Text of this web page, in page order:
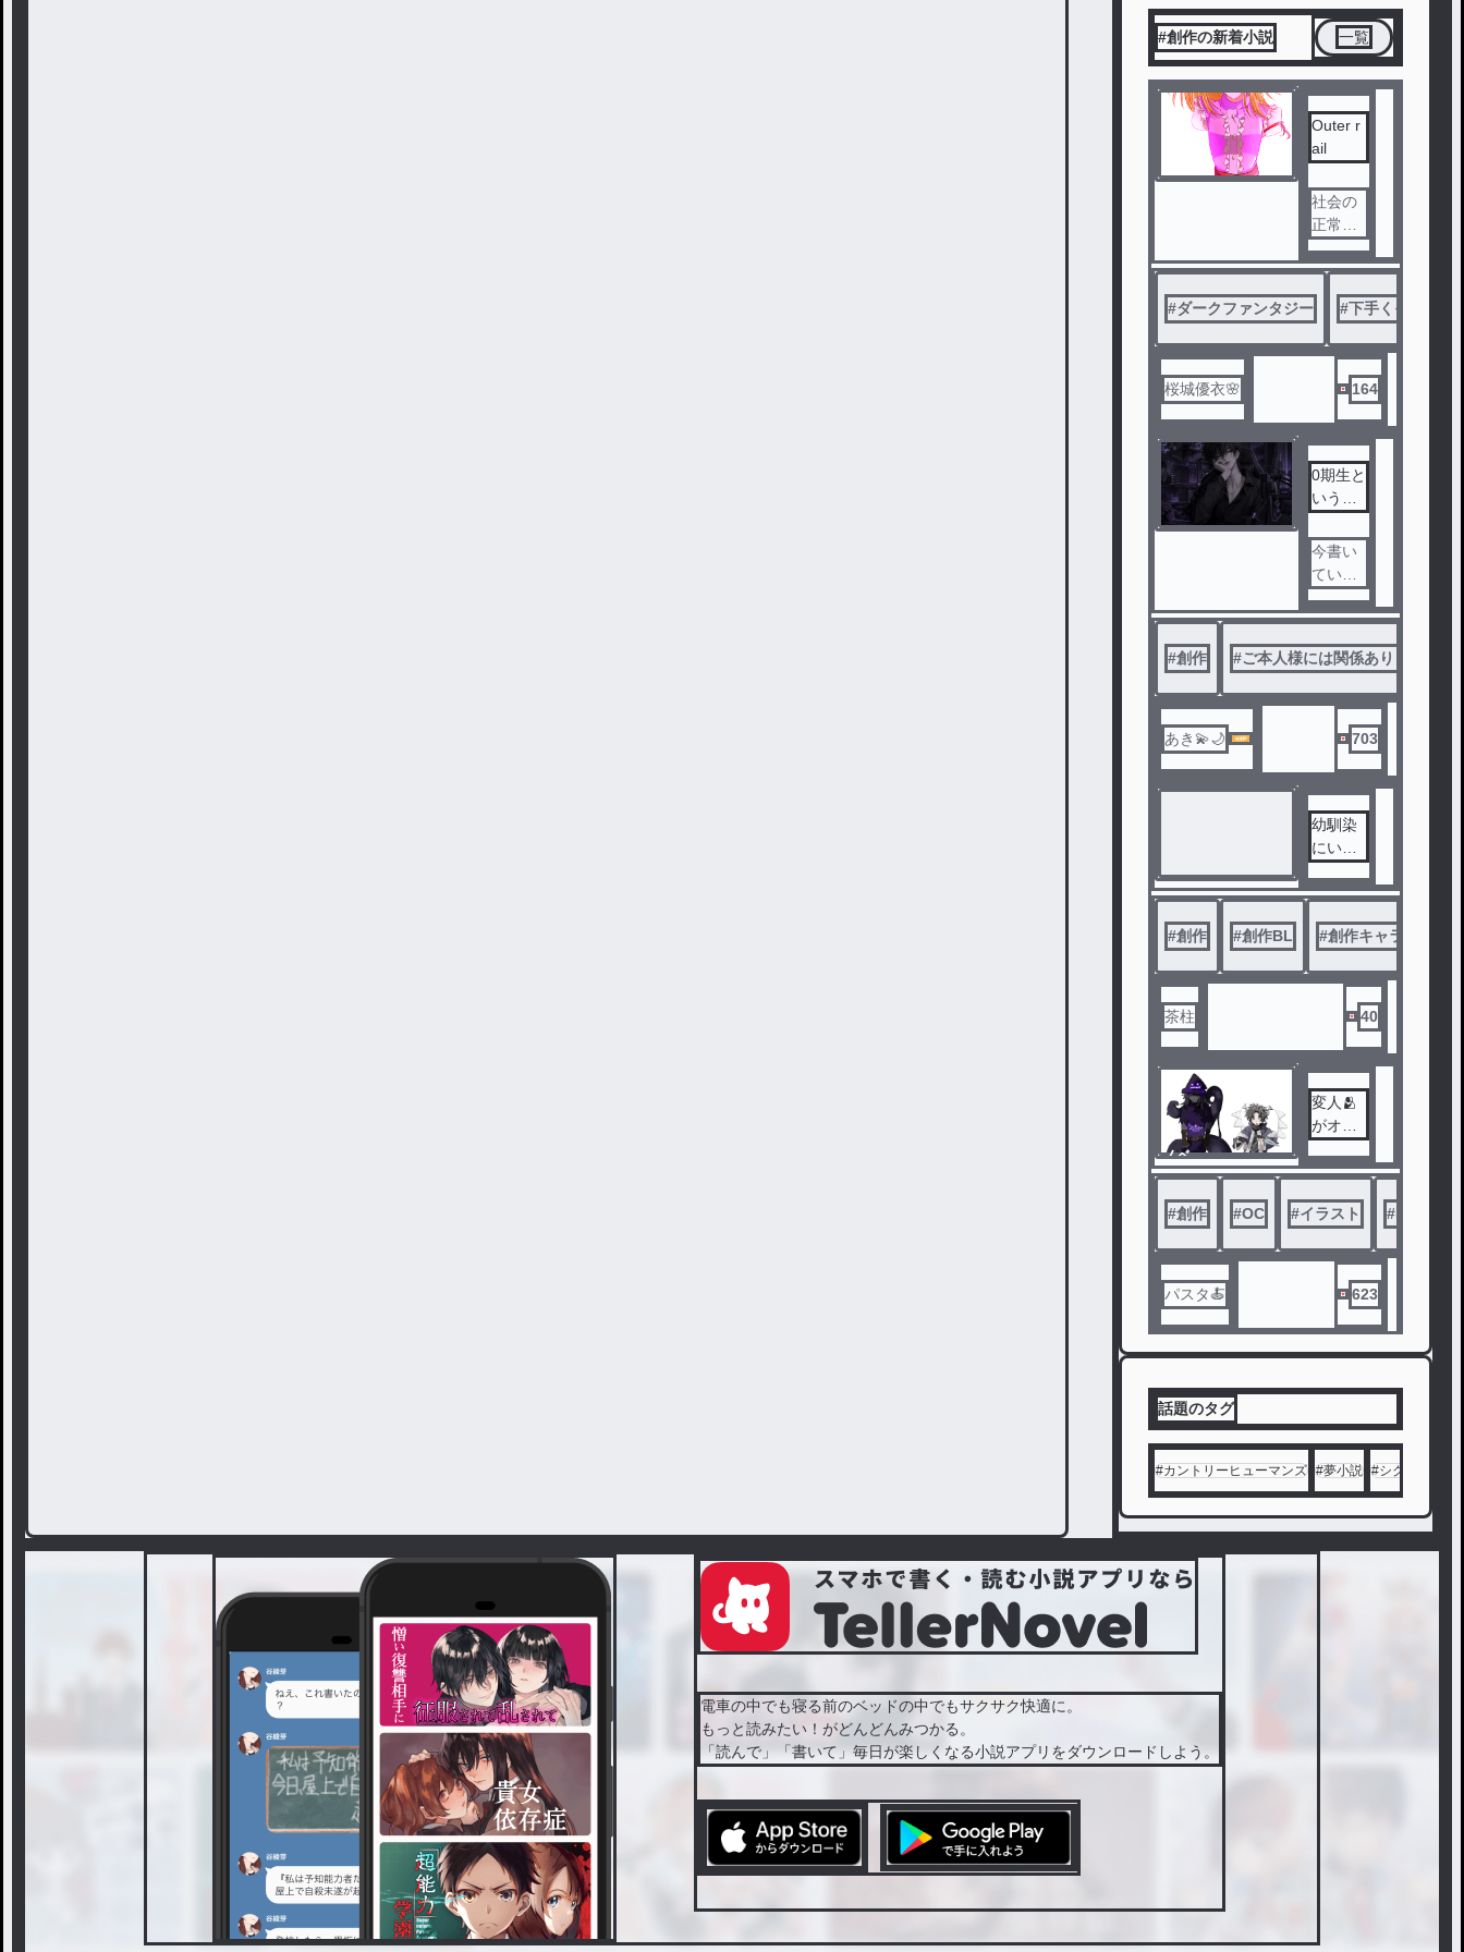
#創作の新着小説 一覧
Outer r
ail
社会の
正常か
ら弾か
れた異
形の者
たちが
世間か
ら隠れ
るよう
に生き
ない少
女エマ
さえ見
捨てら
れ絶望
の淵に
れてい
んな彼
女の前
に現れ
たのは
、古び
た蒸気
機関車
を改造
した移
物小屋
アウタ
女ジョ
ルジー
ナと小
人症の
アーノ
ルドに
れられ
たエマ
は、そ
こで出
会う個
性豊か
な異形
輝く世
み入れ
る。社
隅誇り
高く生
#ダークファンタジー #下手くそ注意
桜城優衣🌸 164
0期生と
いうこ
今書い
ている
ものの
、息抜
きでち
ょこち
きたい
ものが
あった
めまし
た！
#創作 #ご本人様には関係ありません
あき💫🌙 703
幼馴染
にいつ
か溺愛
いまし
#創作 #創作BL #創作キャラ
茶柱 40
ノベ
ル
変人🫂
がオリ
🎉🥺や
キャラ
🎨だけ🫯
🥰🥳
#創作 #OC #イラスト #
パスタ🍝 623
話題のタグ
#カントリーヒューマンズ #夢小説 #シクフォニ
電車の中でも寝る前のベッドの中でもサクサク快適に。
もっと読みたい！がどんどんみつかる。
「読んで」「書いて」毎日が楽しくなる小説アプリをダウンロードしよう。